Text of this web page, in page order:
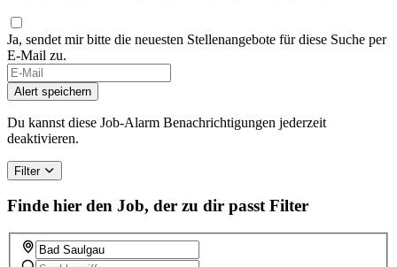
Ja, sendet mir bitte die neuesten Stellenangebote für diese Suche per
E-Mail zu.
Alert speichern
Du kannst diese Job-Alarm Benachrichtigungen jederzeit
deaktivieren.
Filter
Finde hier den Job, der zu dir passt Filter